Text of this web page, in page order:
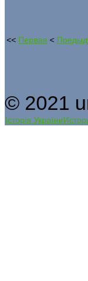
<< Первая <
© 2021
Історія України